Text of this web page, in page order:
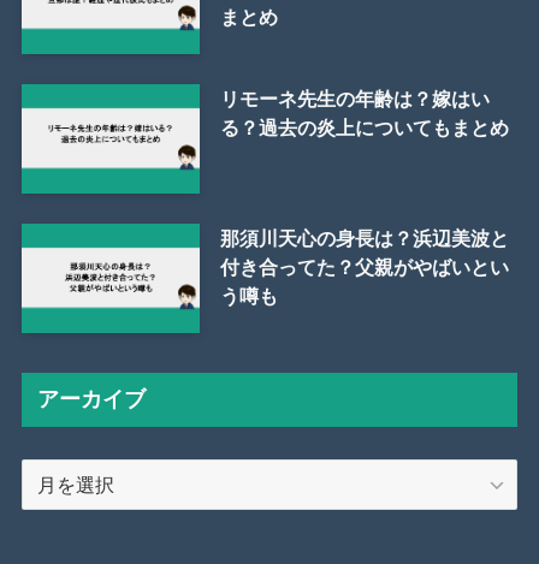
まとめ
リモーネ先生の年齢は？嫁はい
る？過去の炎上についてもまとめ
那須川天心の身長は？浜辺美波と
付き合ってた？父親がやばいとい
う噂も
アーカイブ
ー